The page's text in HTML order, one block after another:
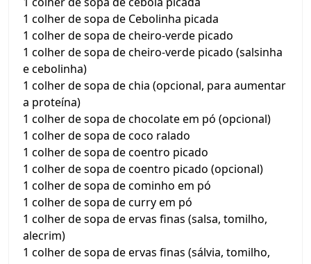
1 colher de sopa de Cebolinha picada
1 colher de sopa de cheiro-verde picado
1 colher de sopa de cheiro-verde picado (salsinha
e cebolinha)
1 colher de sopa de chia (opcional, para aumentar
a proteína)
1 colher de sopa de chocolate em pó (opcional)
1 colher de sopa de coco ralado
1 colher de sopa de coentro picado
1 colher de sopa de coentro picado (opcional)
1 colher de sopa de cominho em pó
1 colher de sopa de curry em pó
1 colher de sopa de ervas finas (salsa, tomilho,
alecrim)
1 colher de sopa de ervas finas (sálvia, tomilho,